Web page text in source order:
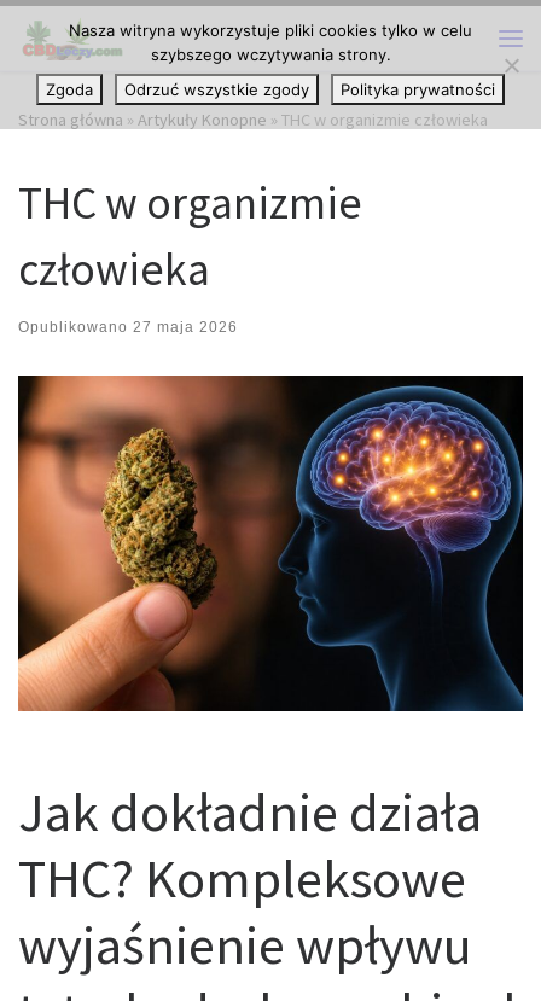
Przejdź do treści
Strona główna » Artykuły Konopne » THC w organizmie człowieka
THC w organizmie
człowieka
Opublikowano 27 maja 2026
Jak dokładnie działa
THC? Kompleksowe
wyjaśnienie wpływu
Nasza witryna wykorzystuje pliki cookies tylko w celu
szybszego wczytywania strony.
Zgoda
Odrzuć wszystkie zgody Polityka prywatności